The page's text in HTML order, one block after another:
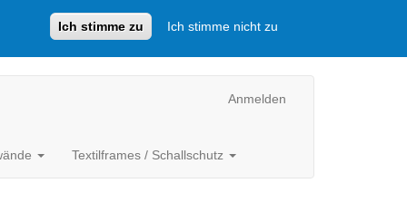
Ich stimme zu Ich stimme nicht zu
Anmelden
Textilframes / Schallschutz